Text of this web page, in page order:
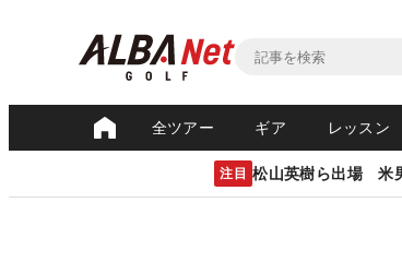
全ツアー ギア レッスン
注目 松山英樹ら出場 米